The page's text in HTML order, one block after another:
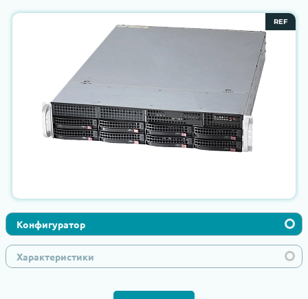
REF
Конфигуратор
Характеристики